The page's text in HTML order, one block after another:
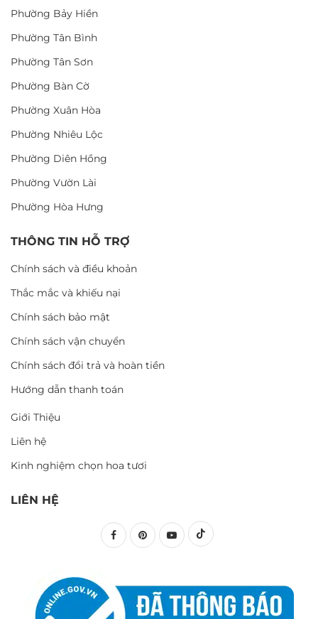
Phường Bảy Hiền
Phường Tân Bình
Phường Tân Sơn
Phường Bàn Cờ
Phường Xuân Hòa
Phường Nhiêu Lộc
Phường Diên Hồng
Phường Vườn Lài
Phường Hòa Hưng
THÔNG TIN HỖ TRỢ
Chính sách và điều khoản
Thắc mắc và khiếu nại
Chính sách bảo mật
Chính sách vận chuyển
Chính sách đổi trả và hoàn tiền
Hướng dẫn thanh toán
Giới Thiệu
Liên hệ
Kinh nghiệm chọn hoa tươi
LIÊN HỆ